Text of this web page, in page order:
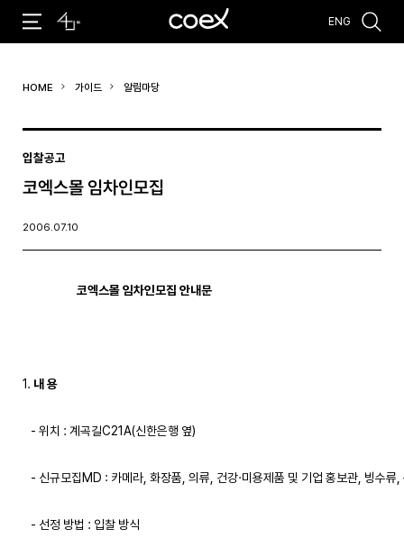
#코엑스 전시 #행사
ENG
HOME 가이드 알림마당
입찰공고
코엑스몰 임차인모집
2006.07.10
코엑스몰 임차인모집 안내문
1. 내 용
   - 위치 : 계곡길C21A(신한은행 옆)
- 신규모집MD : 카메라, 화장품, 의류, 건강·미용제품 및 기업 홍보관, 빙수류,
   - 선정 방법 : 입찰 방식